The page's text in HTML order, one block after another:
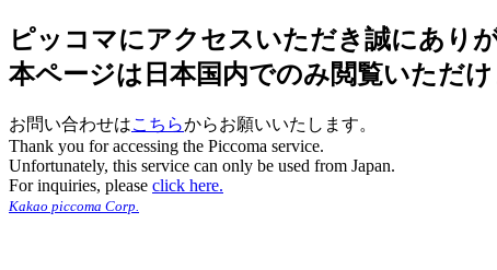
ピッコマにアクセスいただき誠にあり
本ページは日本国内でのみ閲覧いただけ
お問い合わせはこちらからお願いいたします。
Thank you for accessing the Piccoma service.
Unfortunately, this service can only be used from Japan.
For inquiries, please click here.
Kakao piccoma Corp.